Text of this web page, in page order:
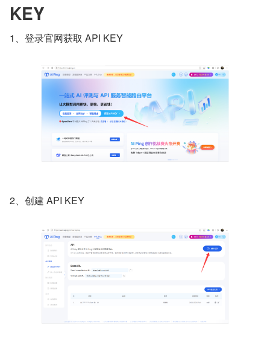
KEY
1、登录官网获取 API KEY
2、创建 API KEY